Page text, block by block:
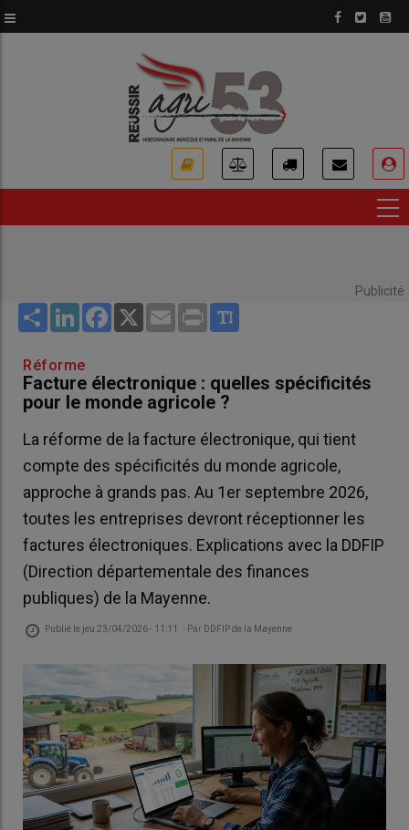
au
Publicité
Share LinkedInFacebook
X Email Print
Réforme
Facture électronique : quelles spécificités
pour le monde agricole ?
La réforme de la facture électronique, qui tient
compte des spécificités du monde agricole,
approche à grands pas. Au 1er septembre 2026,
toutes les entreprises devront réceptionner les
factures électroniques. Explications avec la DDFIP
(Direction départementale des finances
publiques) de la Mayenne.
Publié le jeu 23/04/2026 - 11:11 - Par DDFIP de la Mayenne